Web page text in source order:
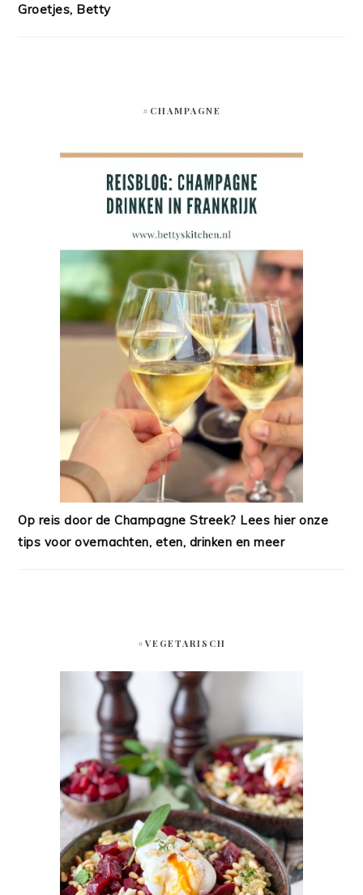
Groetjes, Betty
#CHAMPAGNE
Op reis door de Champagne Streek? Lees hier onze
tips voor overnachten, eten, drinken en meer
#VEGETARISCH